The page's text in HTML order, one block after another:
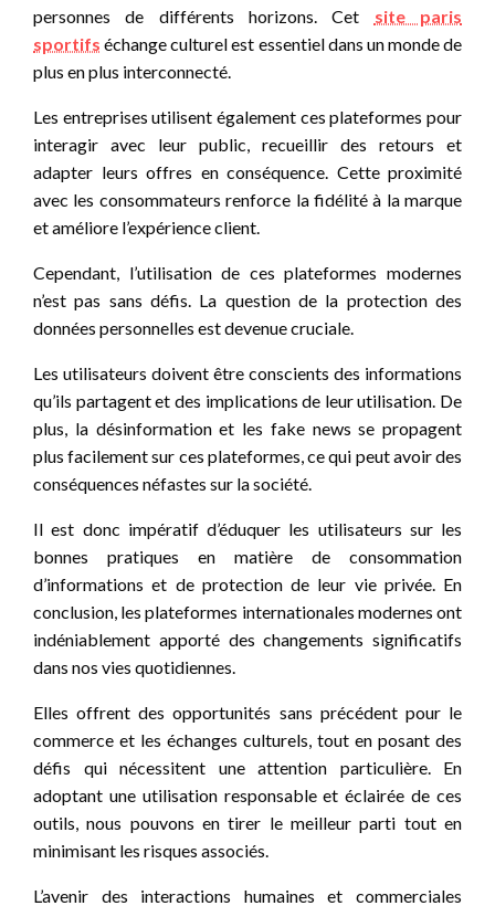
personnes de différents horizons. Cet site paris
sportifs échange culturel est essentiel dans un monde de
plus en plus interconnecté.
Les entreprises utilisent également ces plateformes pour
interagir avec leur public, recueillir des retours et
adapter leurs offres en conséquence. Cette proximité
avec les consommateurs renforce la fidélité à la marque
et améliore l’expérience client.
Cependant, l’utilisation de ces plateformes modernes
n’est pas sans défis. La question de la protection des
données personnelles est devenue cruciale.
Les utilisateurs doivent être conscients des informations
qu’ils partagent et des implications de leur utilisation. De
plus, la désinformation et les fake news se propagent
plus facilement sur ces plateformes, ce qui peut avoir des
conséquences néfastes sur la société.
Il est donc impératif d’éduquer les utilisateurs sur les
bonnes pratiques en matière de consommation
d’informations et de protection de leur vie privée. En
conclusion, les plateformes internationales modernes ont
indéniablement apporté des changements significatifs
dans nos vies quotidiennes.
Elles offrent des opportunités sans précédent pour le
commerce et les échanges culturels, tout en posant des
défis qui nécessitent une attention particulière. En
adoptant une utilisation responsable et éclairée de ces
outils, nous pouvons en tirer le meilleur parti tout en
minimisant les risques associés.
L’avenir des interactions humaines et commerciales